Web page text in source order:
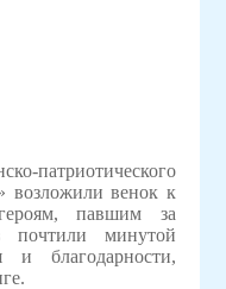
патриотического
возложили венок к
павшим за
минутой
благодарности,